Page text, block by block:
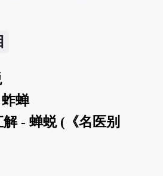
蝉
- 蝉蜕 (《名医别